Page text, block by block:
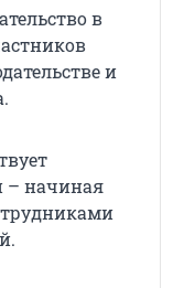
в
и
– начиная